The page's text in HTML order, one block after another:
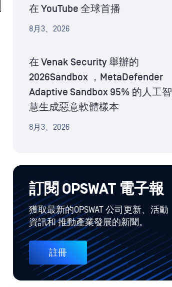
在 YouTube 全球首播
8月3、2026
在 Venak Security 舉辦的
2026Sandbox ，MetaDefender
Adaptive Sandbox 95% 的人工智
慧生成惡意軟體樣本
8月3、2026
訂閱 OPSWAT 電子報
獲取最新的OPSWAT 公司更新、活動
資訊和 推動產業發展的新聞。
註冊